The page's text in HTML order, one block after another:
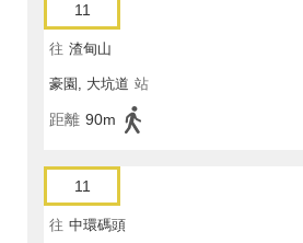
11
往 渣甸山
豪園, 大坑道 站
距離 90m
11
往 中環碼頭